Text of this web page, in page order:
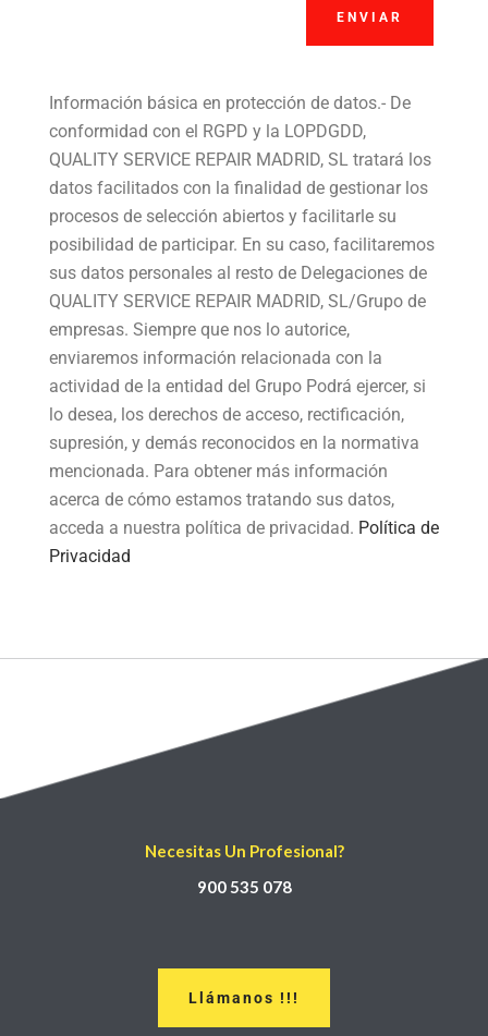
ENVIAR
Información básica en protección de datos.- De
conformidad con el RGPD y la LOPDGDD,
QUALITY SERVICE REPAIR MADRID, SL tratará los
datos facilitados con la finalidad de gestionar los
procesos de selección abiertos y facilitarle su
posibilidad de participar. En su caso, facilitaremos
sus datos personales al resto de Delegaciones de
QUALITY SERVICE REPAIR MADRID, SL/Grupo de
empresas. Siempre que nos lo autorice,
enviaremos información relacionada con la
actividad de la entidad del Grupo Podrá ejercer, si
lo desea, los derechos de acceso, rectificación,
supresión, y demás reconocidos en la normativa
mencionada. Para obtener más información
acerca de cómo estamos tratando sus datos,
acceda a nuestra política de privacidad. Política de
Privacidad
Necesitas Un Profesional?
900 535 078
Llámanos !!!